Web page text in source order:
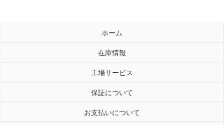
ホーム
在庫情報
工場サービス
保証について
お支払いについて